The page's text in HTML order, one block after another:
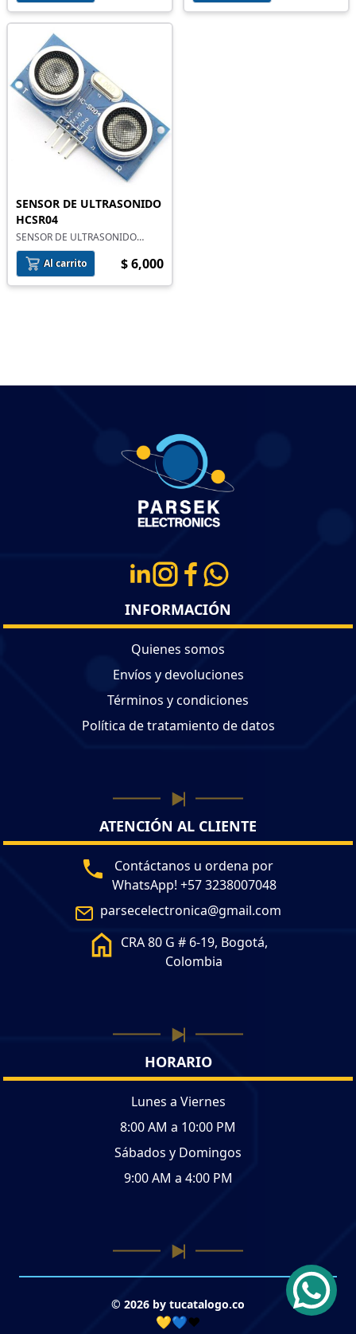
SENSOR DE ULTRASONIDO
HCSR04
SENSOR DE ULTRASONIDO
HCSR04 (2 A 450CM)
Al carrito
$ 6,000
INFORMACIÓN
Quienes somos
Envíos y devoluciones
Términos y condiciones
Política de tratamiento de datos
ATENCIÓN AL CLIENTE
Contáctanos u ordena por
WhatsApp! +57 3238007048
parsecelectronica@gmail.com
CRA 80 G # 6-19, Bogotá,
Colombia
HORARIO
Lunes a Viernes
8:00 AM a 10:00 PM
Sábados y Domingos
9:00 AM a 4:00 PM
© 2026 by tucatalogo.co
💛💙❤️